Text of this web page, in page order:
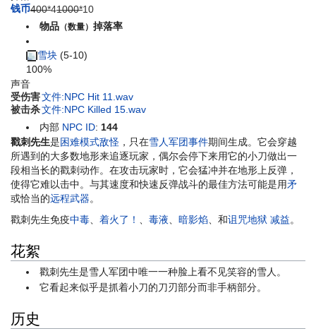
钱币400*41000*10
物品 （数量）掉落率
雪块 (5-10)
100%
声音
受伤害文件:NPC Hit 11.wav
被击杀文件:NPC Killed 15.wav
内部 NPC ID: 144
戳刺先生是困难模式敌怪 ，只在雪人军团事件期间生成。它会穿越
所遇到的大多数地形来追逐玩家，偶尔会停下来用它的小刀做出一
段相当长的戳刺动作。在攻击玩家时，它会猛冲并在地形上反弹，
使得它难以击中。与其速度和快速反弹战斗的最佳方法可能是用矛
或恰当的远程武器。
戳刺先生免疫中毒 着火了！ 毒液 暗影焰 、和诅咒地狱 减益。
花絮
戳刺先生是雪人军团中唯一一种脸上看不见笑容的雪人。
它看起来似乎是抓着小刀的刀刃部分而非手柄部分。
历史